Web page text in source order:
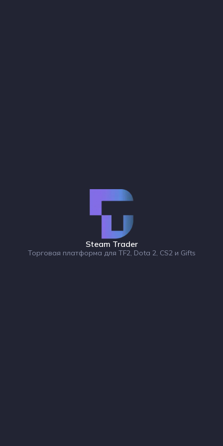
Steam Trader
Торговая платформа для TF2, Dota 2, CS2 и Gifts